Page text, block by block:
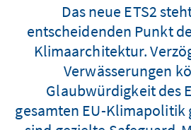
Das neue ETS2
entscheidenden Punkt
Klimaarchitektur.
Verwässerungen
Glaubwürdigkeit des
gesamten EU-Klimapolitik